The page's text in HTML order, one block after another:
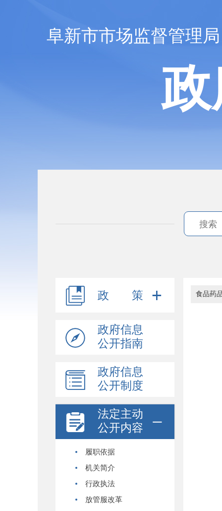
阜新市市场监督管理局
政 策
政府信息
公开指南
政府信息
公开制度
法定主动
公开内容
履职依据
机关简介
行政执法
放管服改革
食品药